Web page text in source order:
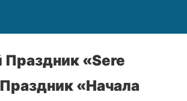
«Sere
«Начала